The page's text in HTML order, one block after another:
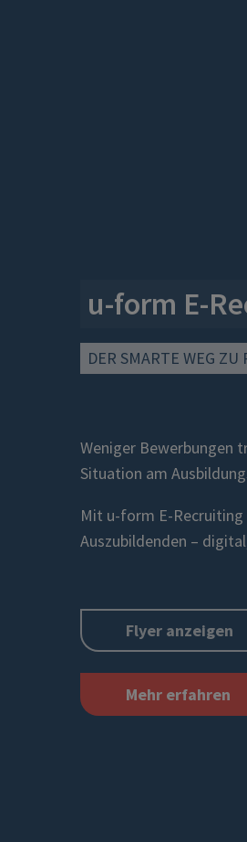
u-form E-
DER SMARTE WEG ZU
Weniger Bewerbungen
Situation am
Mit u-form E-Recruiting
Auszubildenden –
Flyer anzeigen
Mehr erfahren